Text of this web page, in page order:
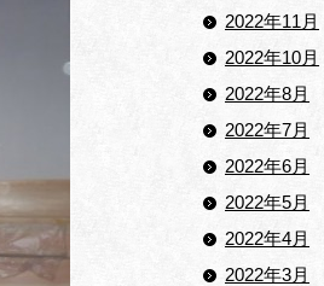
2022年11月
2022年10月
2022年8月
2022年7月
2022年6月
2022年5月
2022年4月
2022年3月